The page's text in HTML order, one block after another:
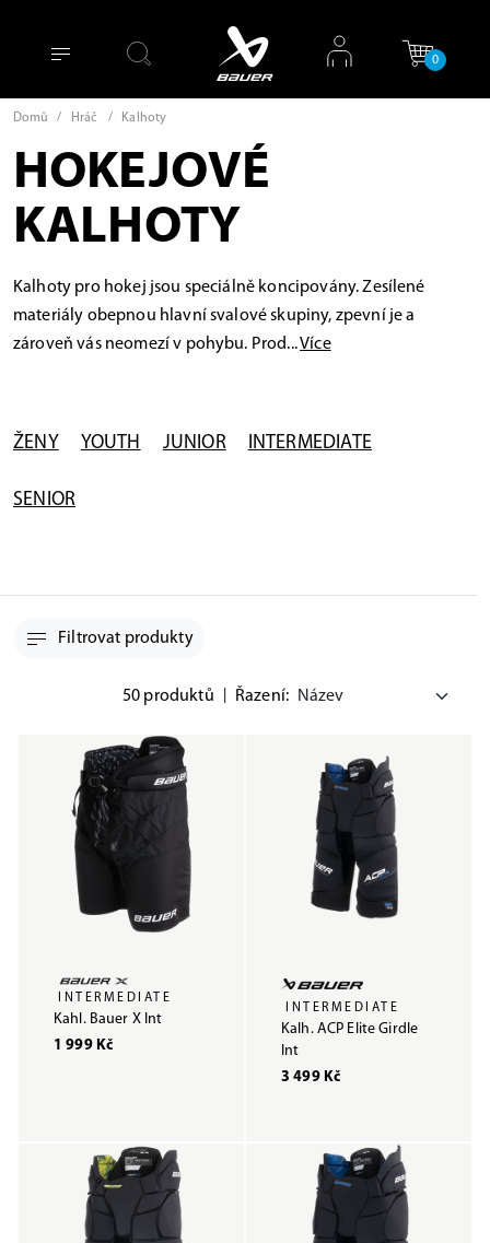
0
Domů / Hráč / Kalhoty
HOKEJOVÉ
KALHOTY
Kalhoty pro hokej jsou speciálně koncipovány. Zesílené
materiály obepnou hlavní svalové skupiny, zpevní je a
zároveň vás neomezí v pohybu. Prod...Více
ŽENY YOUTH JUNIOR INTERMEDIATE
SENIOR
Filtrovat produkty
50 produktů Řazení:
INTERMEDIATE
Kahl. Bauer X Int
1 999 Kč
INTERMEDIATE
Kalh. ACP Elite Girdle
Int
3 499 Kč